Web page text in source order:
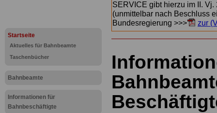
Startseite
Aktuelles für Bahnbeamte
Taschenbücher
Bahnbeamte
Informationen für
Bahnbeschäftigte
SERVICE gibt hierzu im II.
(unmittelbar nach Beschluss
Bundesregierung >>>
zur